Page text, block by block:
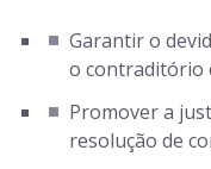
Garantir o
o contraditório
Promover a
resolução de